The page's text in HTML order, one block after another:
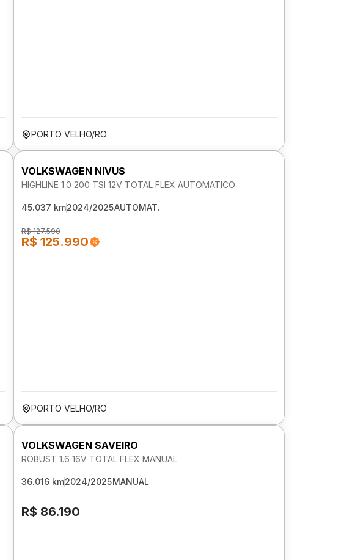
PORTO VELHO/RO
VOLKSWAGEN NIVUS
HIGHLINE 1.0 200 TSI 12V TOTAL FLEX AUTOMATICO
45.037 km2024/2025AUTOMAT.
R$ 127.590
R$ 125.990
PORTO VELHO/RO
VOLKSWAGEN SAVEIRO
ROBUST 1.6 16V TOTAL FLEX MANUAL
36.016 km2024/2025MANUAL
R$ 86.190